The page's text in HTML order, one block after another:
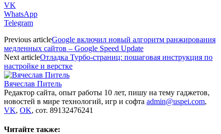
VK
WhatsApp
Telegram
Previous articleGoogle включил новый алгоритм ранжирования
медленных сайтов – Google Speed ​​Update
Next articleОтладка Турбо-страниц: пошаговая инструкция по
настройке и верстке
Вячеслав Питель
Редактор сайта, опыт работы 10 лет, пишу на тему гаджетов,
новостей в мире технологий, игр и софта admin@uspei.com,
VK, OK, сот. 89132476241
Читайте также: